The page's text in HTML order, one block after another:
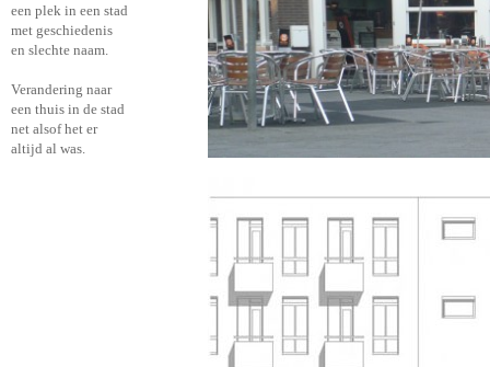
een plek in een stad
met geschiedenis
en slechte naam.
Verandering naar
een thuis in de stad
net alsof het er
altijd al was.